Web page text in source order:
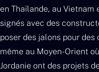
en Thaïlande, au Vietnam
signés avec des
poser des jalons pour
même au Moyen-Orient
Jordanie ont des projets